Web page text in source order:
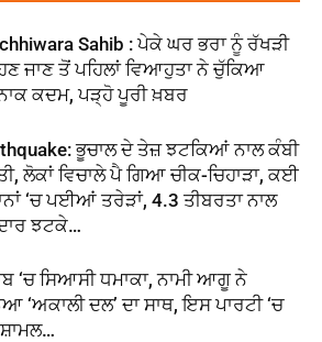
Sahib : ਪੇਕੇ ਘਰ ਭਰਾ ਨੂੰ ਰੱਖੜੀ
ਜਾਣ ਤੋਂ ਪਹਿਲਾਂ ਵਿਆਹੁਤਾ ਨੇ ਚੁੱਕਿਆ
ਕਦਮ, ਪੜ੍ਹੋ ਪੂਰੀ ਖ਼ਬਰ
ਭੂਚਾਲ ਦੇ ਤੇਜ਼ ਝਟਕਿਆਂ ਨਾਲ ਕੰਬੀ
ਲੋਕਾਂ ਵਿਚਾਲੇ ਪੈ ਗਿਆ ਚੀਕ-ਚਿਹਾੜਾ, ਕਈ
‘ਚ ਪਈਆਂ ਤਰੇੜਾਂ, 4.3 ਤੀਬਰਤਾ ਨਾਲ
ਝਟਕੇ…
‘ਚ ਸਿਆਸੀ ਧਮਾਕਾ, ਨਾਮੀ ਆਗੂ ਨੇ
‘ਅਕਾਲੀ ਦਲ’ ਦਾ ਸਾਥ, ਇਸ ਪਾਰਟੀ ‘ਚ